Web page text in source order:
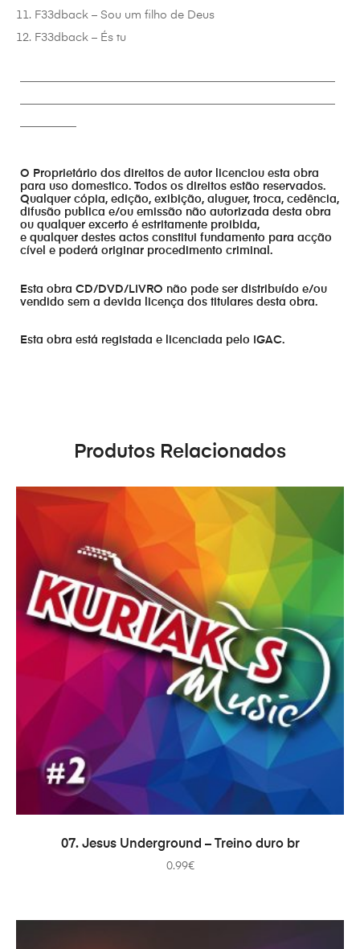
F33dback – Sou um filho de Deus
F33dback – És tu
O Proprietário dos direitos de autor licenciou esta obra
para uso domestico. Todos os direitos estão reservados.
Qualquer cópia, edição, exibição, aluguer, troca, cedência,
difusão publica e/ou emissão não autorizada desta obra
ou qualquer excerto é estritamente proibida,
e qualquer destes actos constitui fundamento para acção
cível e poderá originar procedimento criminal.
Esta obra CD/DVD/LIVRO não pode ser distribuído e/ou
vendido sem a devida licença dos titulares desta obra.
Esta obra está registada e licenciada pelo IGAC.
Produtos Relacionados
ADICIONAR
07. Jesus Underground – Treino duro br
0.99€